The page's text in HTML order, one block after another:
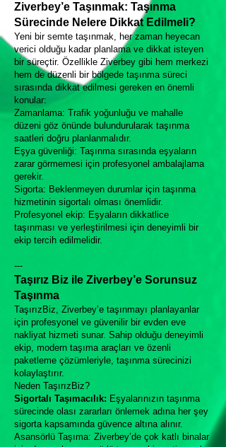
Ziverbey’e Taşınmak: Taşınma
Sürecinde Nelere Dikkat Edilmeli?
Yeni bir semte taşınmak, her zaman heyecan
verici olduğu kadar planlama ve dikkat isteyen
bir süreçtir. Özellikle Ziverbey gibi hem merkezi
hem de düzenli bir bölgede taşınma süreci
sırasında dikkat edilmesi gereken en önemli
konular:
Zamanlama: Trafik yoğunluğu ve mahalle
düzeni göz önünde bulundurularak taşınma
saatleri doğru planlanmalıdır.
Eşya güvenliği: Taşınma sırasında eşyaların
zarar görmemesi için profesyonel ambalajlama
gerekir.
Sigorta: Beklenmeyen durumlar için taşınma
hizmetinin sigortalı olması önemlidir.
Profesyonel ekip: Eşyaların dikkatlice
taşınması ve yerleştirilmesi için deneyimli bir
ekip tercih edilmelidir.
---
Taşırız Biz ile Ziverbey’e Sorunsuz
Taşınma
TaşırızBiz, Ziverbey’e taşınmayı planlayanlar
için profesyonel ve güvenilir bir evden eve
nakliyat hizmeti sunar. Sahip olduğu deneyimli
ekip, modern taşıma araçları ve özenli
paketleme çözümleriyle, taşınma sürecinizi
kolaylaştırır.
Neden TaşırızBiz?
Sigortalı Taşımacılık: Eşyalarınızın taşınma
sürecinde olası zararları önlemek adına her şey
sigorta kapsamında güvence altına alınır.
Asansörlü Taşıma: Ziverbey’de çok katlı binalar